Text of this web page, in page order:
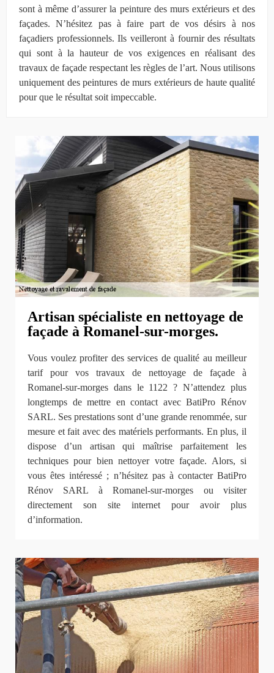
sont à même d’assurer la peinture des murs extérieurs et des
façades. N’hésitez pas à faire part de vos désirs à nos
façadiers professionnels. Ils veilleront à fournir des résultats
qui sont à la hauteur de vos exigences en réalisant des
travaux de façade respectant les règles de l’art. Nous utilisons
uniquement des peintures de murs extérieurs de haute qualité
pour que le résultat soit impeccable.
Artisan spécialiste en nettoyage de
façade à Romanel-sur-morges.
Vous voulez profiter des services de qualité au meilleur
tarif pour vos travaux de nettoyage de façade à
Romanel-sur-morges dans le 1122 ? N’attendez plus
longtemps de mettre en contact avec BatiPro Rénov
SARL. Ses prestations sont d’une grande renommée, sur
mesure et fait avec des matériels performants. En plus, il
dispose d’un artisan qui maîtrise parfaitement les
techniques pour bien nettoyer votre façade. Alors, si
vous êtes intéressé ; n’hésitez pas à contacter BatiPro
Rénov SARL à Romanel-sur-morges ou visiter
directement son site internet pour avoir plus
d’information.